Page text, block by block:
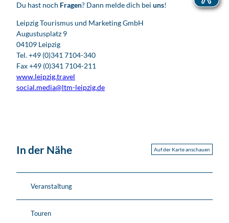
Du hast noch Fragen? Dann melde dich bei uns!
Leipzig Tourismus und Marketing GmbH
Augustusplatz 9
04109 Leipzig
Tel. +49 (0)341 7104-340
Fax +49 (0)341 7104-211
www.leipzig.travel
social.media@ltm-leipzig.de
In der Nähe Auf der Karte anschauen
Veranstaltung
Touren